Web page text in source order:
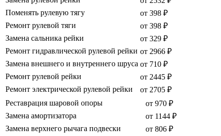
Поменять рулевую тягу
от 398 ₽
Ремонт рулевой тяги
от 398 ₽
Замена сальника рейки
от 329 ₽
Ремонт гидравлической рулевой рейки от 2966 ₽
Замена внешнего и внутреннего шруса от 710 ₽
Ремонт рулевой рейки
от 2445 ₽
Ремонт электрической рулевой рейки
от 2705 ₽
Реставрация шаровой опоры
от 970 ₽
Замена амортизатора
от 1144 ₽
Замена верхнего рычага подвески
от 806 ₽